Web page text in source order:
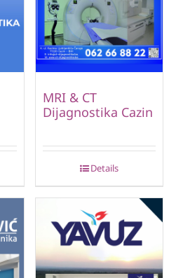
MRI & CT
Dijagnostika Cazin
Details